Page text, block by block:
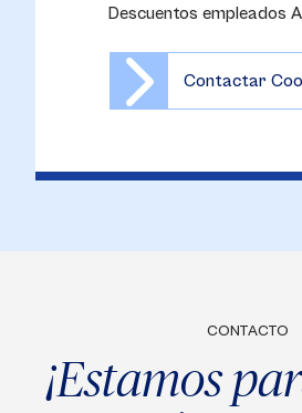
Descuentos empleados
Contactar
CONTACTO
¡Estamos